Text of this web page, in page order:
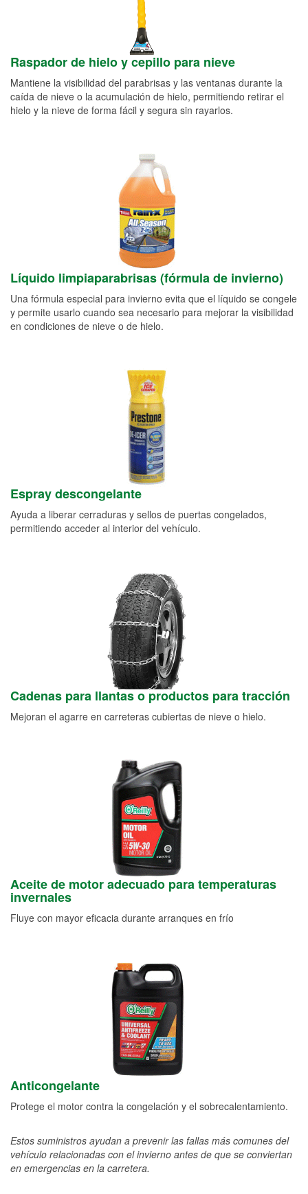
Raspador de hielo y cepillo para nieve
Mantiene la visibilidad del parabrisas y las ventanas durante la
caída de nieve o la acumulación de hielo, permitiendo retirar el
hielo y la nieve de forma fácil y segura sin rayarlos.
Líquido limpiaparabrisas (fórmula de invierno)
Una fórmula especial para invierno evita que el líquido se congele
y permite usarlo cuando sea necesario para mejorar la visibilidad
en condiciones de nieve o de hielo.
Espray descongelante
Ayuda a liberar cerraduras y sellos de puertas congelados,
permitiendo acceder al interior del vehículo.
Cadenas para llantas o productos para tracción
Mejoran el agarre en carreteras cubiertas de nieve o hielo.
Aceite de motor adecuado para temperaturas
invernales
Fluye con mayor eficacia durante arranques en frío
Anticongelante
Protege el motor contra la congelación y el sobrecalentamiento.
Estos suministros ayudan a prevenir las fallas más comunes del
vehículo relacionadas con el invierno antes de que se conviertan
en emergencias en la carretera.